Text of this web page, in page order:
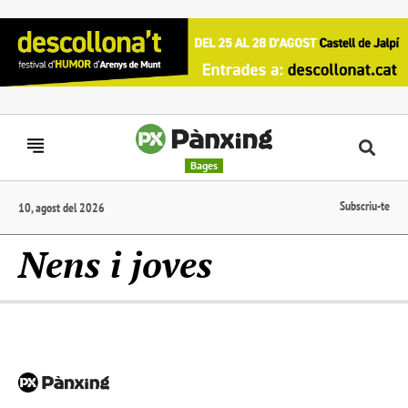
Bages
10, agost del 2026 Subscriu-te
Nens i joves